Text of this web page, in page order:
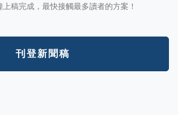
稿完成，最快接觸最多讀者的方案！
刊登新聞稿